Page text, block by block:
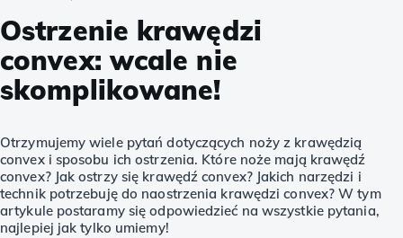
Ostrzenie krawędzi
convex: wcale nie
skomplikowane!
Otrzymujemy wiele pytań dotyczących noży z krawędzią
convex i sposobu ich ostrzenia. Które noże mają krawędź
convex? Jak ostrzy się krawędź convex? Jakich narzędzi i
technik potrzebuję do naostrzenia krawędzi convex? W tym
artykule postaramy się odpowiedzieć na wszystkie pytania,
najlepiej jak tylko umiemy!